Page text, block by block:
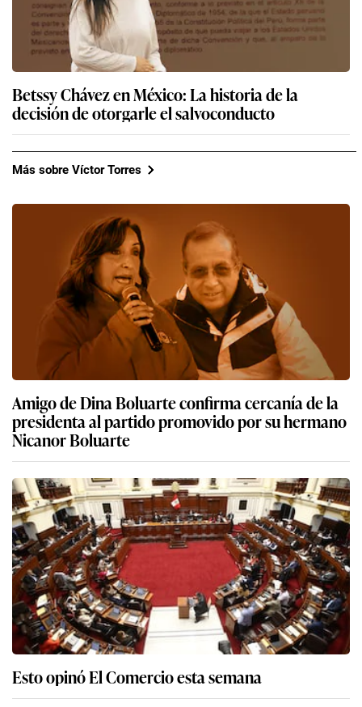
Betssy Chávez en México: La historia de la
decisión de otorgarle el salvoconducto
Más sobre Víctor Torres
Amigo de Dina Boluarte confirma cercanía de la
presidenta al partido promovido por su hermano
Nicanor Boluarte
Esto opinó El Comercio esta semana